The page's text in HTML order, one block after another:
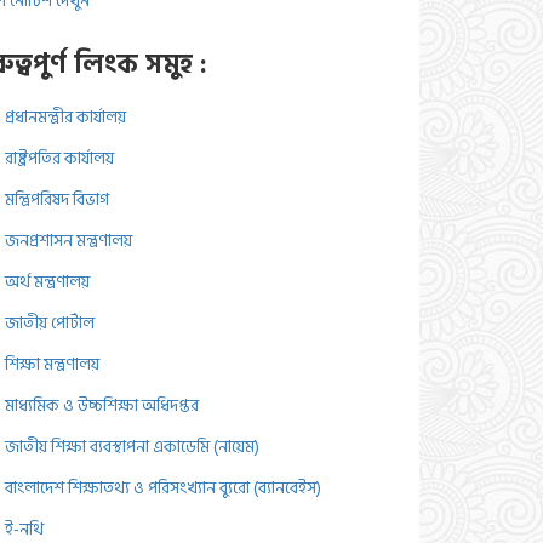
লিংক সমুহ :
প্রধানমন্ত্রীর কার্যালয়
রাষ্ট্রপতির কার্যালয়
মন্ত্রিপরিষদ বিভাগ
জনপ্রশাসন মন্ত্রণালয়
অর্থ মন্ত্রণালয়
জাতীয় পোর্টাল
শিক্ষা মন্ত্রণালয়
মাধ্যমিক ও উচ্চশিক্ষা অধিদপ্তর
জাতীয় শিক্ষা ব্যবস্থাপনা একাডেমি (নায়েম)
বাংলাদেশ শিক্ষাতথ্য ও পরিসংখ্যান ব্যুরো (ব্যানবেইস)
ই-নথি